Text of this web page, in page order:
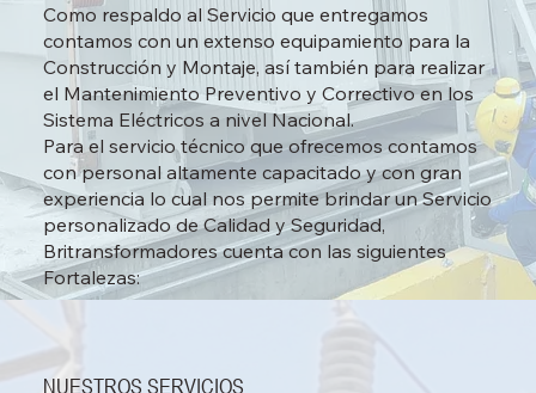
Como respaldo al Servicio que entregamos
contamos con un extenso equipamiento para la
Construcción y Montaje, así también para realizar
el Mantenimiento Preventivo y Correctivo en los
Sistema Eléctricos a nivel Nacional.
Para el servicio técnico que ofrecemos contamos
con personal altamente capacitado y con gran
experiencia lo cual nos permite brindar un Servicio
personalizado de Calidad y Seguridad,
Britransformadores cuenta con las siguientes
Fortalezas:
NUESTROS SERVICIOS